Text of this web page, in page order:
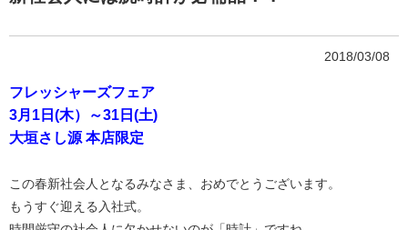
2018/03/08
フレッシャーズフェア
3月1日(木）～31日(土)
大垣さし源 本店限定
この春新社会人となるみなさま、おめでとうございます。
もうすぐ迎える入社式。